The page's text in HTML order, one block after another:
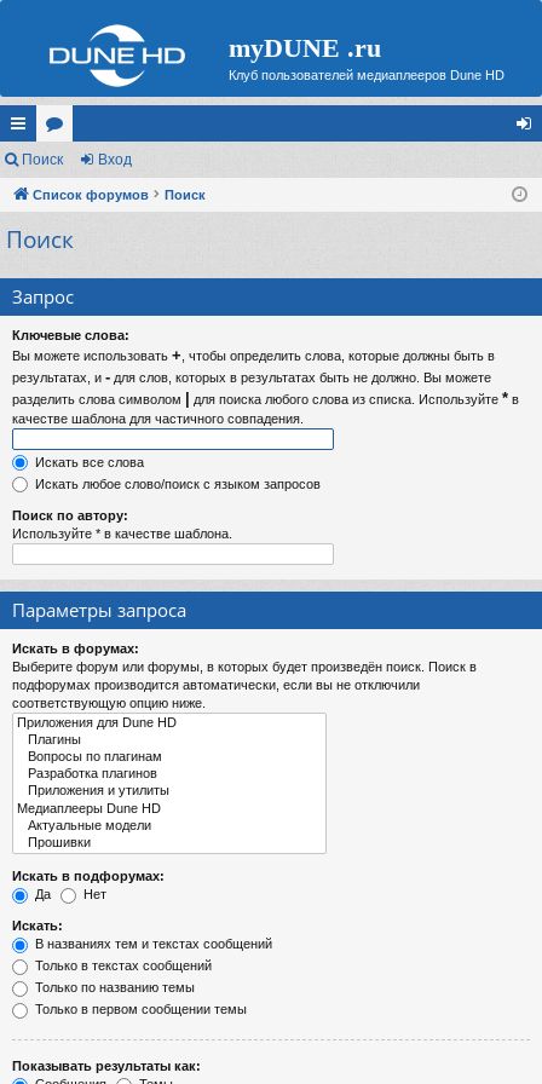
myDUNE .ru
Клуб пользователей медиаплееров Dune HD
с
ы
лк
ор
ум д
Поиск Вход
Список форумов Поиск
Поиск
Запрос
Ключевые слова:
Вы можете использовать + , чтобы определить слова, которые должны быть в
результатах, и - для слов, которых в результатах быть не должно. Вы можете
разделить слова символом | для поиска любого слова из списка. Используйте * в
качестве шаблона для частичного совпадения.
Искать все слова
Искать любое слово/поиск с языком запросов
Поиск по автору:
Используйте * в качестве шаблона.
Параметры запроса
Искать в форумах:
Выберите форум или форумы, в которых будет произведён поиск. Поиск в
подфорумах производится автоматически, если вы не отключили
соответствующую опцию ниже.
Искать в подфорумах:
Да
Нет
Искать:
В названиях тем и текстах сообщений
Только в текстах сообщений
Только по названию темы
Только в первом сообщении темы
Показывать результаты как: